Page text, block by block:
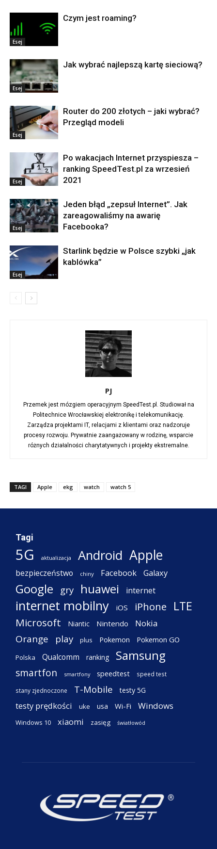
Esej
Czym jest roaming?
Esej
Jak wybrać najlepszą kartę sieciową?
Esej
Router do 200 złotych – jaki wybrać?
Przegląd modeli
Esej
Po wakacjach Internet przyspiesza –
ranking SpeedTest.pl za wrzesień
2021
Esej
Jeden błąd „zepsuł Internet”. Jak
zareagowaliśmy na awarię
Facebooka?
Esej
Starlink będzie w Polsce szybki „jak
kablówka”
PJ
Przemek jest mózgiem operacyjnym SpeedTest.pl. Studiował na
Politechnice Wrocławskiej elektronikę i telekomunikację.
Zarządza projektami IT, relacjami z klientami oraz nadzoruje
procesy rozwoju. Prywatnie zaangażowany w rodzinę, wsparcie
różnych działalności charytatywnych i projekty ekstremalne.
TAGI Apple ekg watch watch 5
Tagi
5G aktualizacja Android Apple
bezpieczeństwo chiny Facebook Galaxy
Google gry huawei internet
internet mobilny iOS iPhone LTE
Microsoft Niantic Nintendo Nokia
Orange play plus Pokemon Pokemon GO
Polska Qualcomm ranking Samsung
smartfon smartfony speedtest speed test
stany zjednoczone T-Mobile testy 5G
testy prędkości uke usa Wi-Fi Windows
Windows 10 xiaomi zasięg światłowód